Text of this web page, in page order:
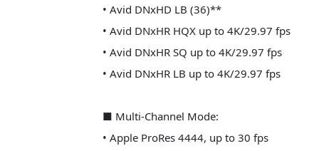
• Avid DNxHD LB (36)**
• Avid DNxHR HQX up to 4K/29.97 fps
• Avid DNxHR SQ up to 4K/29.97 fps
• Avid DNxHR LB up to 4K/29.97 fps
■ Multi-Channel Mode:
• Apple ProRes 4444, up to 30 fps